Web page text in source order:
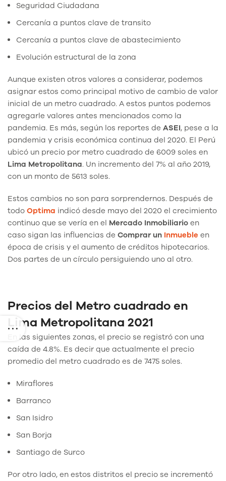
Seguridad Ciudadana
Cercanía a puntos clave de transito
Cercanía a puntos clave de abastecimiento
Evolución estructural de la zona
Aunque existen otros valores a considerar, podemos
asignar estos como principal motivo de cambio de valor
inicial de un metro cuadrado. A estos puntos podemos
agregarle valores antes mencionados como la
pandemia. Es más, según los reportes de ASEI, pese a la
pandemia y crisis económica continua del 2020. El Perú
ubicó un precio por metro cuadrado de 6009 soles en
Lima Metropolitana. Un incremento del 7% al año 2019,
con un monto de 5613 soles.
Estos cambios no son para sorprendernos. Después de
todo Optima indicó desde mayo del 2020 el crecimiento
continuo que se vería en el Mercado Inmobiliario en
caso sigan las influencias de Comprar un Inmueble en
época de crisis y el aumento de créditos hipotecarios.
Dos partes de un círculo persiguiendo uno al otro.
Precios del Metro cuadrado en
Lima Metropolitana 2021
En las siguientes zonas, el precio se registró con una
caída de 4.8%. Es decir que actualmente el precio
promedio del metro cuadrado es de 7475 soles.
Miraflores
Barranco
San Isidro
San Borja
Santiago de Surco
Por otro lado, en estos distritos el precio se incrementó